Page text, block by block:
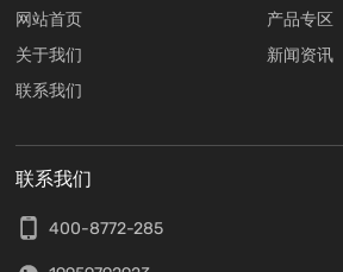
网站首页
产品专区
关于我们
新闻资讯
联系我们
联系我们
400-8772-285